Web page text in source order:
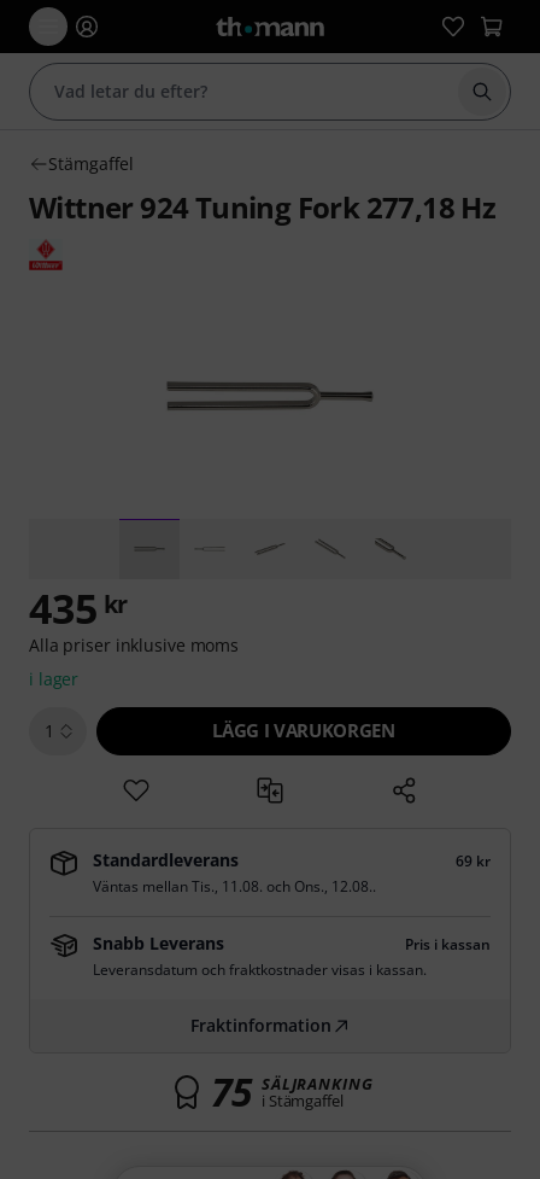
Börja
Stämgaffel
Wittner 924 Tuning Fork 277,18 Hz
435 kr
Alla priser inklusive moms
i lager
1 LÄGG I VARUKORGEN
Standardleverans
69 kr
Väntas mellanTis., 11.08. och Ons., 12.08..
Snabb Leverans
Pris i kassan
Leveransdatum och fraktkostnader visas i kassan.
Fraktinformation
75 SÄLJRANKING
i Stämgaffel